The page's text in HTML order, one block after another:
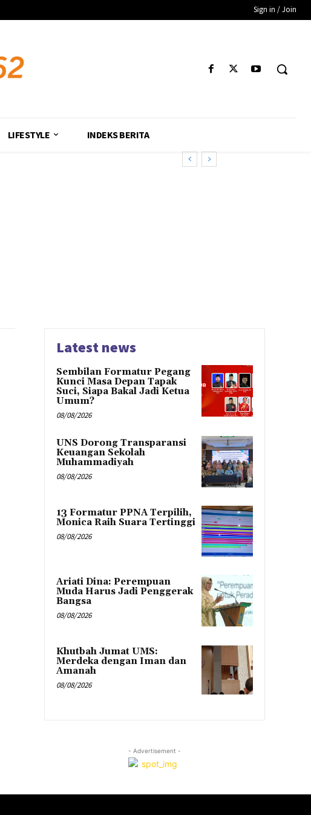
Sign in / Join
LIFESTYLE INDEKS BERITA
Latest news
Sembilan Formatur Pegang
Kunci Masa Depan Tapak
Suci, Siapa Bakal Jadi Ketua
Umum?
08/08/2026
UNS Dorong Transparansi
Keuangan Sekolah
Muhammadiyah
08/08/2026
13 Formatur PPNA Terpilih,
Monica Raih Suara Tertinggi
08/08/2026
Ariati Dina: Perempuan
Muda Harus Jadi Penggerak
Bangsa
08/08/2026
Khutbah Jumat UMS:
Merdeka dengan Iman dan
Amanah
08/08/2026
- Advertisement -